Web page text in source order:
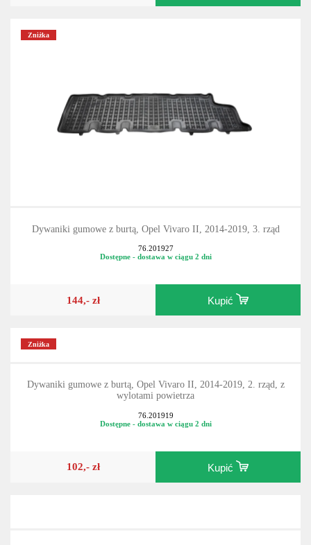
Zniżka
Dywaniki gumowe z burtą, Opel Vivaro II, 2014-2019, 3. rząd
76.201927
Dostępne - dostawa w ciągu 2 dni
144,- zł Kupić
Zniżka
Dywaniki gumowe z burtą, Opel Vivaro II, 2014-2019, 2. rząd, z
wylotami powietrza
76.201919
Dostępne - dostawa w ciągu 2 dni
102,- zł Kupić